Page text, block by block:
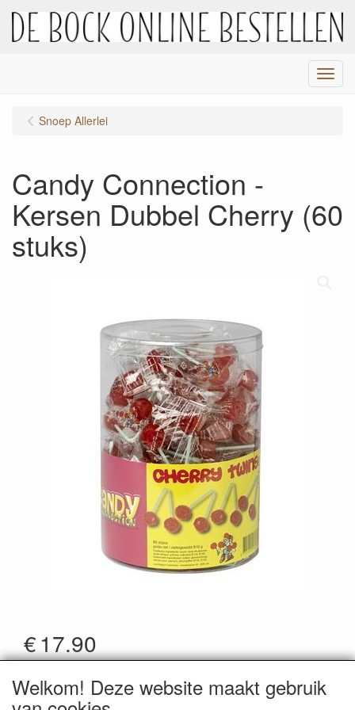
Menu
Snoep Allerlei
Candy Connection -
Kersen Dubbel Cherry (60
stuks)
€17.90
*Prijzen zijn inclusief btw
Artikelcode: CandyConn853
Welkom! Deze website maakt gebruik